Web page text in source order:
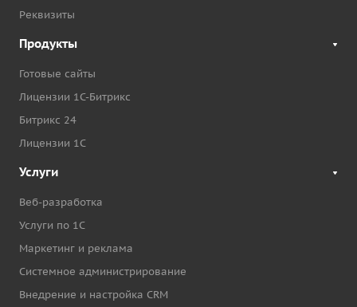
Реквизиты
Продукты
Готовые сайты
Лицензии 1С-Битрикс
Битрикс 24
Лицензии 1С
Услуги
Веб-разработка
Услуги по 1С
Маркетинг и реклама
Системное администрирование
Внедрение и настройка CRM